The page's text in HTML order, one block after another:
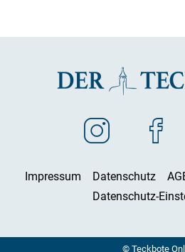
Impressum Datenschutz
Datenschutz-
© Teckbote